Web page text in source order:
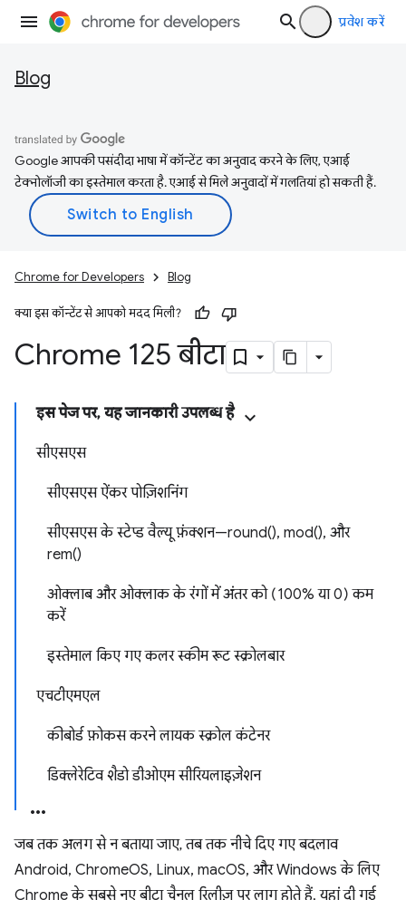
प्रवेश करें
Blog
Google आपकी पसंदीदा भाषा में कॉन्टेंट का अनुवाद करने के लिए, एआई
टेक्नोलॉजी का इस्तेमाल करता है. एआई से मिले अनुवादों में गलतियां हो सकती हैं.
Chrome for Developers Blog
क्या इस कॉन्टेंट से आपको मदद मिली?
Chrome 125 बीटा
इस पेज पर, यह जानकारी उपलब्ध है
सीएसएस
सीएसएस ऐंकर पोज़िशनिंग
सीएसएस के स्टेप्ड वैल्यू फ़ंक्शन—round(), mod(), और
rem()
ओक्लाब और ओक्लाक के रंगों में अंतर को (100% या 0) कम
करें
इस्तेमाल किए गए कलर स्कीम रूट स्क्रोलबार
एचटीएमएल
कीबोर्ड फ़ोकस करने लायक स्क्रोल कंटेनर
डिक्लेरेटिव शैडो डीओएम सीरियलाइज़ेशन
जब तक अलग से न बताया जाए, तब तक नीचे दिए गए बदलाव
Android, ChromeOS, Linux, macOS, और Windows के लिए
Chrome के सबसे नए बीटा चैनल रिलीज़ पर लागू होते हैं. यहां दी गई